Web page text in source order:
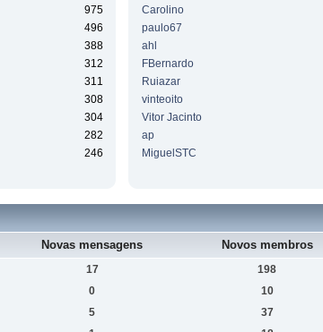
975
496
388
312
311
308
304
282
246
Carolino
paulo67
ahl
FBernardo
Ruiazar
vinteoito
Vitor Jacinto
ap
MiguelSTC
Novas mensagens Novos membros
17
198
0
10
5
37